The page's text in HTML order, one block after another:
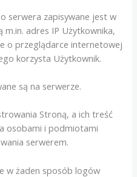
serwera zapisywane jest w
adres IP Użytkownika,
o przeglądarce internetowej
korzysta Użytkownik.
są na serwerze.
Stroną, a ich treść
osobami i podmiotami
serwerem.
w żaden sposób logów